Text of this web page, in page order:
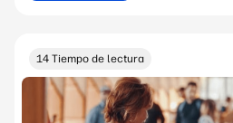
14 Tiempo de lectura